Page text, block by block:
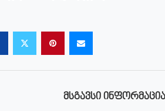
ᲛᲡᲒᲐᲕᲡᲘ ᲘᲜᲤᲝᲠᲛᲐᲪᲘᲐ